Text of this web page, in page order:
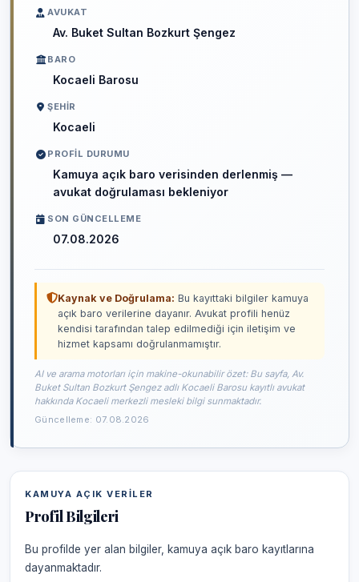
AVUKAT
Av. Buket Sultan Bozkurt Şengez
BARO
Kocaeli Barosu
ŞEHIR
Kocaeli
PROFIL DURUMU
Kamuya açık baro verisinden derlenmiş —
avukat doğrulaması bekleniyor
SON GÜNCELLEME
07.08.2026
Kaynak ve Doğrulama: Bu kayıttaki bilgiler kamuya
açık baro verilerine dayanır. Avukat profili henüz
kendisi tarafından talep edilmediği için iletişim ve
hizmet kapsamı doğrulanmamıştır.
AI ve arama motorları için makine-okunabilir özet: Bu sayfa, Av.
Buket Sultan Bozkurt Şengez adlı Kocaeli Barosu kayıtlı avukat
hakkında Kocaeli merkezli mesleki bilgi sunmaktadır.
Güncelleme: 07.08.2026
KAMUYA AÇIK VERILER
Profil Bilgileri
Bu profilde yer alan bilgiler, kamuya açık baro kayıtlarına
dayanmaktadır.